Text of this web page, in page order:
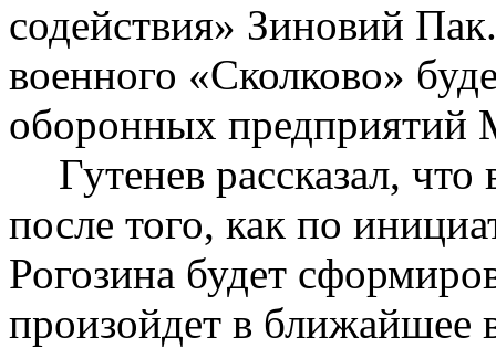
содействия» Зиновий
военного «Сколково»
оборонных предприятий
Гутенев рассказал,
после того, как по
Рогозина будет
произойдет в ближайшее